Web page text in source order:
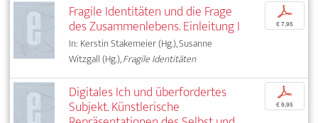
Fragile Identitäten und die Frage
des Zusammenlebens. Einleitung I
In: Kerstin Stakemeier (Hg.), Susanne
Witzgall (Hg.),Fragile Identitäten
p
€ 7,95
Digitales Ich und überfordertes
Subjekt. Künstlerische
p
€ 9,95